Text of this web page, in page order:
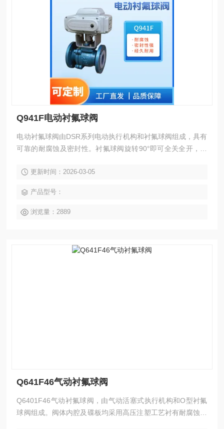
Q941F电动衬氟球阀
电动衬氟球阀由DSR系列电动执行机构和衬氟球阀组成，具有
可靠的耐腐蚀及密封性。衬氟球阀旋转90°即可全关全开，与
一直径，介质几乎可以毫无损失的流过，它的关闭件是一个带
更新时间：2026-03-05
产品型号：
浏览量：2889
Q641F46气动衬氟球阀
Q6401F46气动衬氟球阀，由气动活塞式执行机构和O型衬氟
球阀组成。阀体内腔及碟板均采用高压注塑工艺衬有耐腐蚀、